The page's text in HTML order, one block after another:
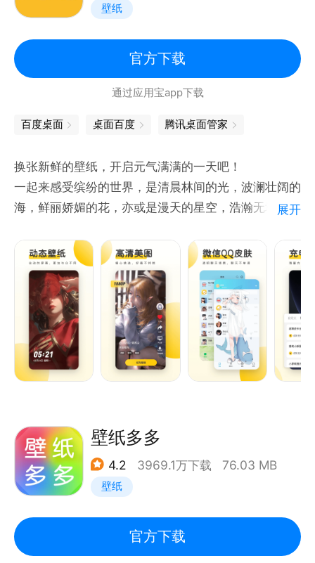
壁纸
官方下载
通过应用宝app下载
百度桌面 桌面百度 腾讯桌面管家
换张新鲜的壁纸，开启元气满满的一天吧！
一起来感受缤纷的世界，是清晨林间的光，波澜壮阔的
海，鲜丽娇媚的花，亦或是漫天的星空，浩瀚无垠的宇
一起来走近你喜欢的ta，是熟悉的动漫人物、满心欢喜
的爱豆，心动的男神女神，亦或是治愈的萌宠，炫酷的
游戏角色。
【动态壁纸】超赞超酷炫的动态壁纸，会动的屏幕，让
你的手机与众不同。
【高清美图】精选1080P超清壁纸，用心满足高要求
的你，好看不将就。
【畅享多端】电脑端手机端互通，收藏心动的美，每个
屏幕都不能平淡无奇。
【沉浸体验】上下划屏切壁纸，一键在屏幕预览，享受
全屏无死角视觉盛宴。
欢迎来撩官方QQ群 954460062
展开
壁纸多多
4.2 3969.1万下载 76.03 MB
壁纸
官方下载